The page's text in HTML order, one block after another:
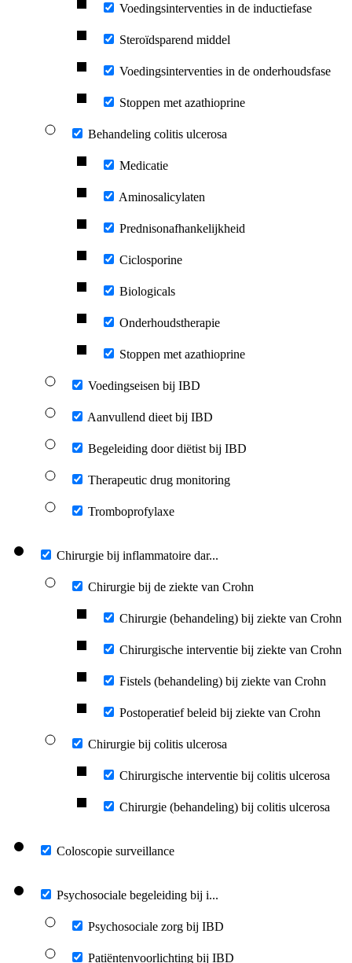
Voedingsinterventies in de inductiefase
Steroïdsparend middel
Voedingsinterventies in de onderhoudsfase
Stoppen met azathioprine
Behandeling colitis ulcerosa
Medicatie
Aminosalicylaten
Prednisonafhankelijkheid
Ciclosporine
Biologicals
Onderhoudstherapie
Stoppen met azathioprine
Voedingseisen bij IBD
Aanvullend dieet bij IBD
Begeleiding door diëtist bij IBD
Therapeutic drug monitoring
Tromboprofylaxe
Chirurgie bij inflammatoire dar...
Chirurgie bij de ziekte van Crohn
Chirurgie (behandeling) bij ziekte van Crohn
Chirurgische interventie bij ziekte van Crohn
Fistels (behandeling) bij ziekte van Crohn
Postoperatief beleid bij ziekte van Crohn
Chirurgie bij colitis ulcerosa
Chirurgische interventie bij colitis ulcerosa
Chirurgie (behandeling) bij colitis ulcerosa
Coloscopie surveillance
Psychosociale begeleiding bij i...
Psychosociale zorg bij IBD
Patiëntenvoorlichting bij IBD